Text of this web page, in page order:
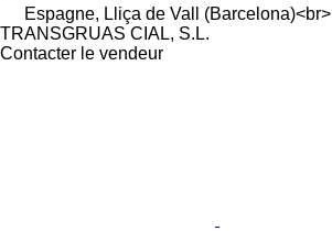
Espagne, Lliça de Vall (Barcelona)<br>
TRANSGRUAS CIAL, S.L.
Contacter le vendeur